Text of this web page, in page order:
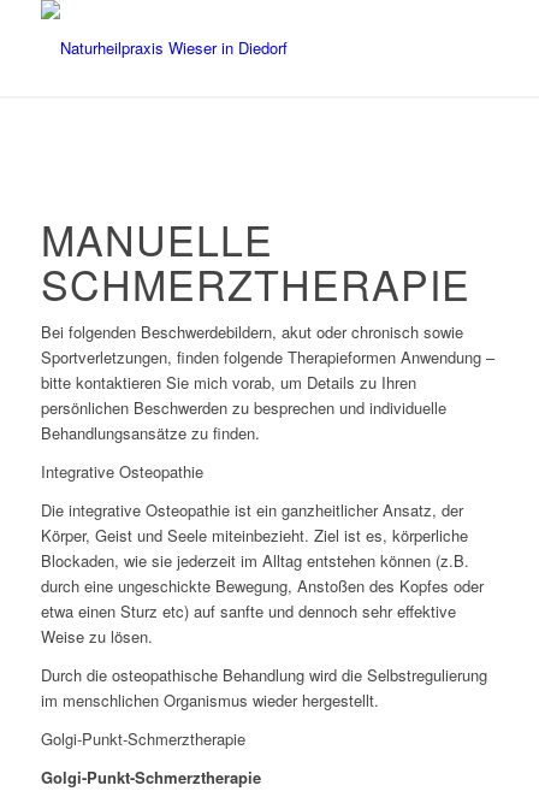
MANUELLE
SCHMERZTHERAPIE
Bei folgenden Beschwerdebildern, akut oder chronisch sowie
Sportverletzungen, finden folgende Therapieformen Anwendung –
bitte kontaktieren Sie mich vorab, um Details zu Ihren
persönlichen Beschwerden zu besprechen und individuelle
Behandlungsansätze zu finden.
Integrative Osteopathie
Die integrative Osteopathie ist ein ganzheitlicher Ansatz, der
Körper, Geist und Seele miteinbezieht. Ziel ist es, körperliche
Blockaden, wie sie jederzeit im Alltag entstehen können (z.B.
durch eine ungeschickte Bewegung, Anstoßen des Kopfes oder
etwa einen Sturz etc) auf sanfte und dennoch sehr effektive
Weise zu lösen.
Durch die osteopathische Behandlung wird die Selbstregulierung
im menschlichen Organismus wieder hergestellt.
Golgi-Punkt-Schmerztherapie
Golgi-Punkt-Schmerztherapie